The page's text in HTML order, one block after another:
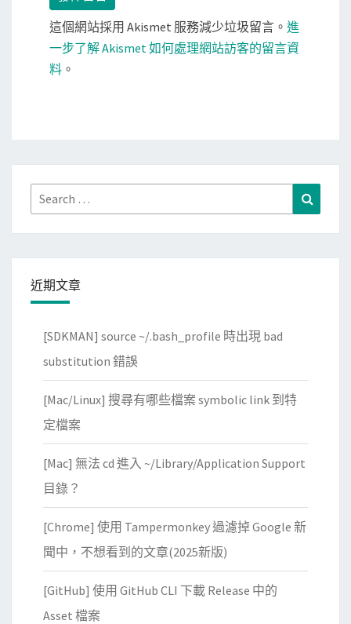
這個網站採用 Akismet 服務減少垃圾留言。 進
一步了解 Akismet 如何處理網站訪客的留言資
料 。
Search
for:
近期文章
[SDKMAN] source ~/.bash_profile 時出現 bad
substitution 錯誤
[Mac/Linux] 搜尋有哪些檔案 symbolic link 到特
定檔案
[Mac] 無法 cd 進入 ~/Library/Application Support
目錄？
[Chrome] 使用 Tampermonkey 過濾掉 Google 新
聞中，不想看到的文章(2025新版)
[GitHub] 使用 GitHub CLI 下載 Release 中的
Asset 檔案